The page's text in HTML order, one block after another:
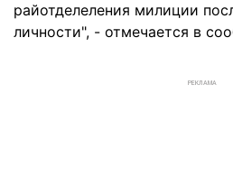
райотделеления милиции
личности", - отмечается в
РЕКЛАМА